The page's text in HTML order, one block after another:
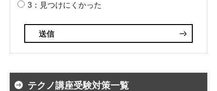
3：見つけにくかった
テクノ講座受験対策一覧